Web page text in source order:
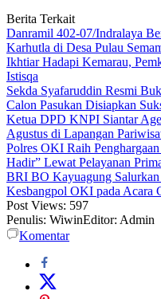
Berita Terkait
Danramil 402-07/Indralaya
Karhutla di Desa Pulau
Ikhtiar Hadapi Kemarau,
Istisqa
Sekda Syafaruddin Resmi
Calon Pasukan Disiapkan
Ketua DPD KNPI Siantar
Agustus di Lapangan
Polres OKI Raih
Hadir” Lewat Pelayanan
BRI BO Kayuagung
Kesbangpol OKI pada Acara
Post Views: 597
Penulis: WiwinEditor: Admin
Komentar